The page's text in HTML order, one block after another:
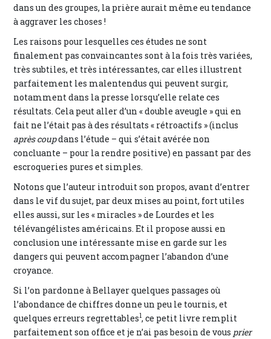
dans un des groupes, la prière aurait même eu tendance
à aggraver les choses !
Les raisons pour lesquelles ces études ne sont
finalement pas convaincantes sont à la fois très variées,
très subtiles, et très intéressantes, car elles illustrent
parfaitement les malentendus qui peuvent surgir,
notamment dans la presse lorsqu’elle relate ces
résultats. Cela peut aller d’un « double aveugle » qui en
fait ne l’était pas à des résultats « rétroactifs » (inclus
après coupdans l’étude – qui s’était avérée non
concluante – pour la rendre positive) en passant par des
escroqueries pures et simples.
Notons que l’auteur introduit son propos, avant d’entrer
dans le vif du sujet, par deux mises au point, fort utiles
elles aussi, sur les « miracles » de Lourdes et les
télévangélistes américains. Et il propose aussi en
conclusion une intéressante mise en garde sur les
dangers qui peuvent accompagner l’abandon d’une
croyance.
Si l’on pardonne à Bellayer quelques passages où
l’abondance de chiffres donne un peu le tournis, et
quelques erreurs regrettables1, ce petit livre remplit
parfaitement son office et je n’ai pas besoin de vous prier